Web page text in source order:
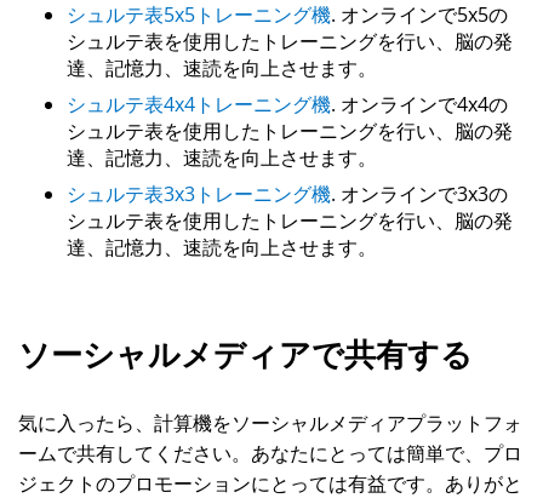
シュルテ表5x5トレーニング機. オンラインで5x5の
シュルテ表を使用したトレーニングを行い、脳の発
達、記憶力、速読を向上させます。
シュルテ表4x4トレーニング機. オンラインで4x4の
シュルテ表を使用したトレーニングを行い、脳の発
達、記憶力、速読を向上させます。
シュルテ表3x3トレーニング機. オンラインで3x3の
シュルテ表を使用したトレーニングを行い、脳の発
達、記憶力、速読を向上させます。
ソーシャルメディアで共有する
気に入ったら、計算機をソーシャルメディアプラットフォ
ームで共有してください。あなたにとっては簡単で、プロ
ジェクトのプロモーションにとっては有益です。ありがと